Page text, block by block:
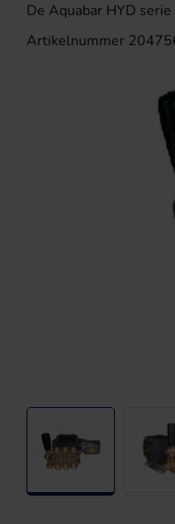
De Aquabar HYD
Artikelnummer